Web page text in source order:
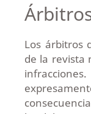
Los árbitros
de la revista